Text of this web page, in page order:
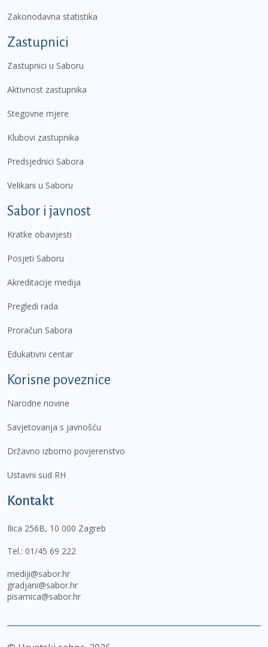
Zakonodavna statistika
Zastupnici
Zastupnici u Saboru
Aktivnost zastupnika
Stegovne mjere
Klubovi zastupnika
Predsjednici Sabora
Velikani u Saboru
Sabor i javnost
Kratke obavijesti
Posjeti Saboru
Akreditacije medija
Pregledi rada
Proračun Sabora
Edukativni centar
Korisne poveznice
Narodne novine
Savjetovanja s javnošću
Državno izborno povjerenstvo
Ustavni sud RH
Kontakt
Ilica 256B, 10 000 Zagreb
Tel.: 01/45 69 222
mediji@sabor.hr
gradjani@sabor.hr
pisarnica@sabor.hr